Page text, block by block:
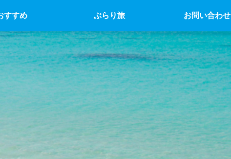
すすめ ぶらり旅 お問い合わせ